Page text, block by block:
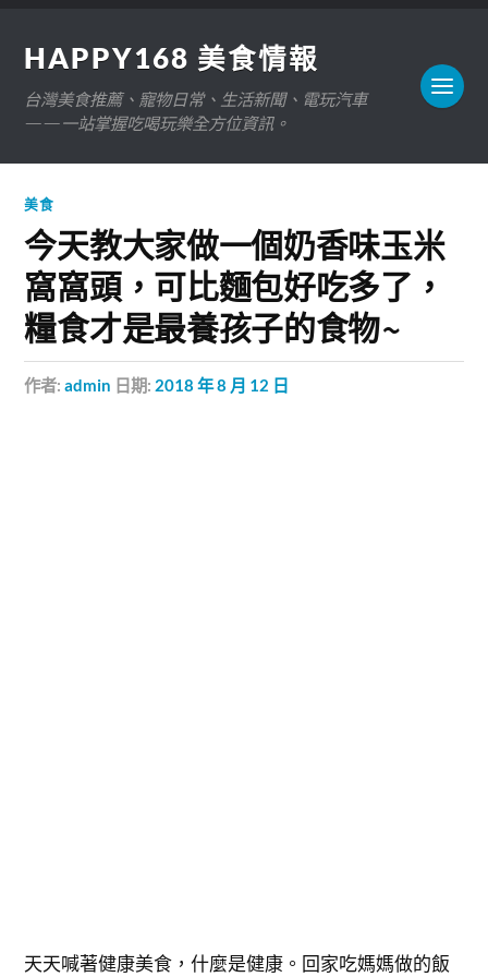
HAPPY168 美食情報
台灣美食推薦、寵物日常、生活新聞、電玩汽車
——一站掌握吃喝玩樂全方位資訊。
美食
今天教大家做一個奶香味玉米
窩窩頭，可比麵包好吃多了，
糧食才是最養孩子的食物~
作者:admin 日期: 2018 年 8 月 12 日
天天喊著健康美食，什麼是健康。回家吃媽媽做的飯